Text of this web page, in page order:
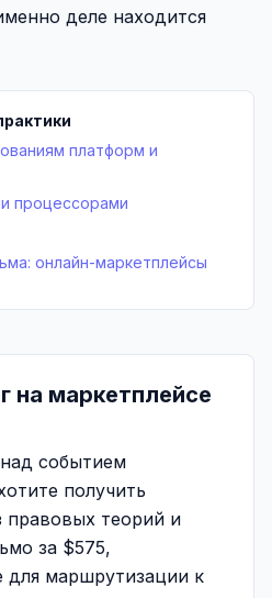
деле находится
платформ и
процессорами
онлайн-маркетплейсы
на маркетплейсе
событием
получить
правовых теорий и
за $575,
для маршрутизации к